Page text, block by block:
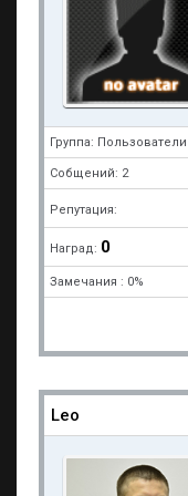
Группа: Пользователи
Собщений: 2
Репутация:
Наград: 0
Замечания : 0%
Leo